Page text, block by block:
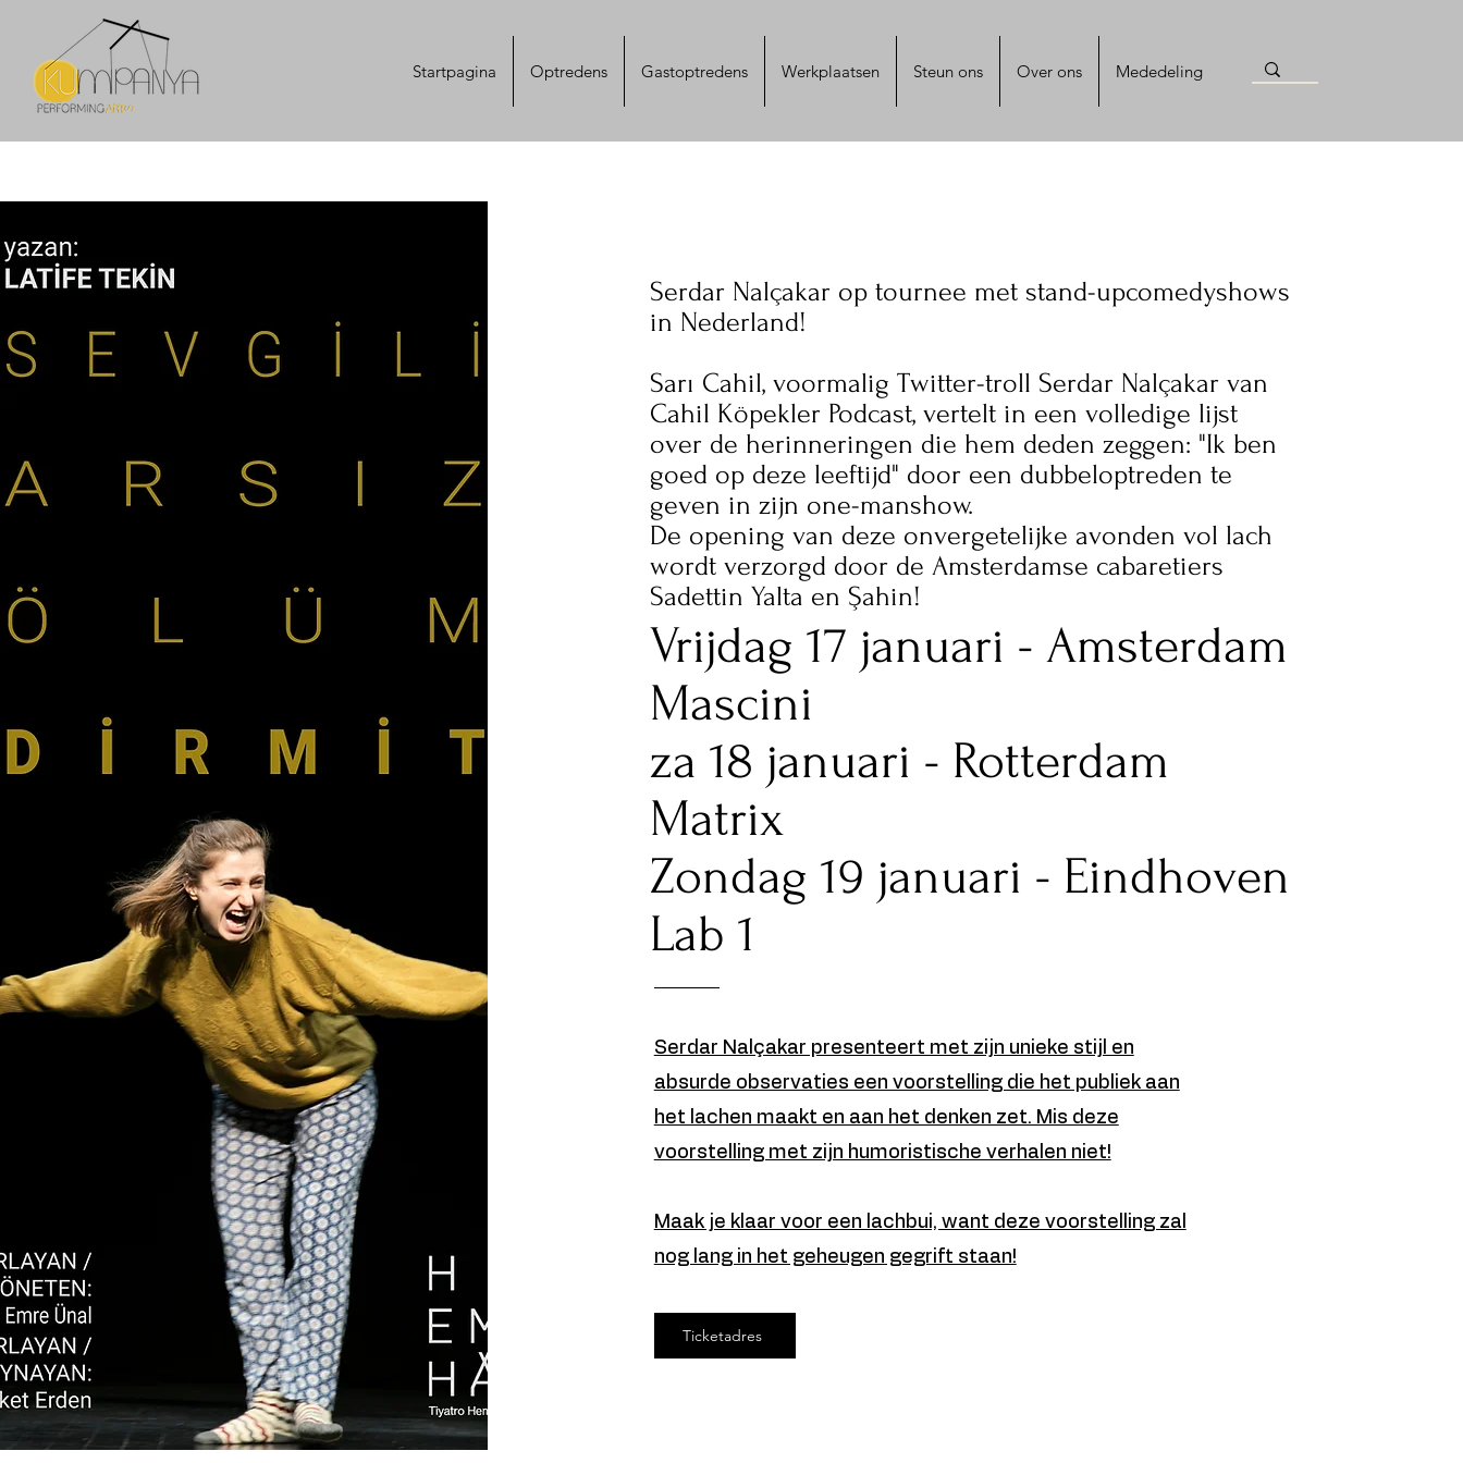
Startpagina Optredens Gastoptredens Werkplaatsen Steun ons Over ons Mededeling
Serdar Nalçakar op tournee met stand-upcomedyshows
in Nederland!
Sarı Cahil, voormalig Twitter-troll Serdar Nalçakar van
Cahil Köpekler Podcast, vertelt in een volledige lijst
over de herinneringen die hem deden zeggen: "Ik ben
goed op deze leeftijd" door een dubbeloptreden te
geven in zijn one-manshow.
De opening van deze onvergetelijke avonden vol lach
wordt verzorgd door de Amsterdamse cabaretiers
Sadettin Yalta en Şahin!
Vrijdag 17 januari - Amsterdam
Mascini
za 18 januari - Rotterdam
Matrix
Zondag 19 januari - Eindhoven
Lab 1
Serdar Nalçakar presenteert met zijn unieke stijl en
absurde observaties een voorstelling die het publiek aan
het lachen maakt en aan het denken zet. Mis deze
voorstelling met zijn humoristische verhalen niet!
Maak je klaar voor een lachbui, want deze voorstelling zal
nog lang in het geheugen gegrift staan!
Ticketadres